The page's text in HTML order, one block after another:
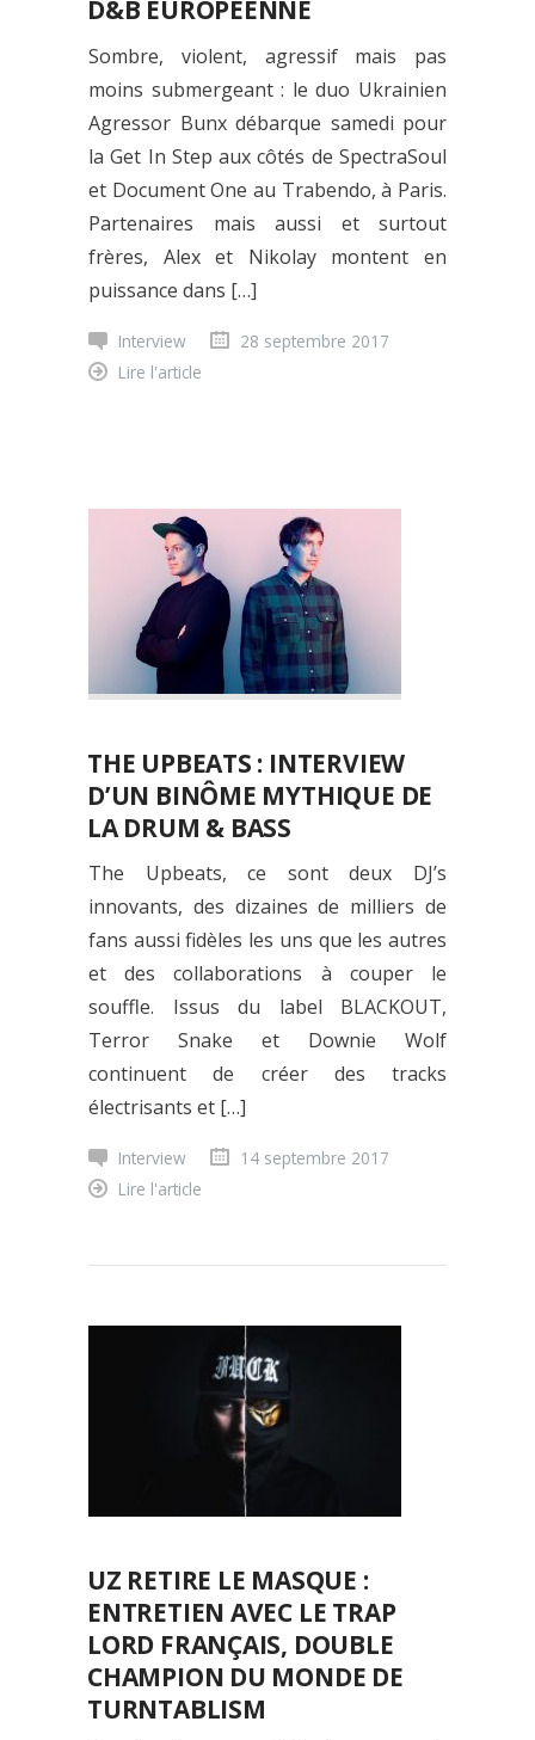
D&B EUROPÉENNE
Sombre, violent, agressif mais pas
moins submergeant : le duo Ukrainien
Agressor Bunx débarque samedi pour
la Get In Step aux côtés de SpectraSoul
et Document One au Trabendo, à Paris.
Partenaires mais aussi et surtout
frères, Alex et Nikolay montent en
puissance dans […]
Interview
28 septembre 2017
Lire l'article
THE UPBEATS : INTERVIEW
D’UN BINÔME MYTHIQUE DE
LA DRUM & BASS
The Upbeats, ce sont deux DJ’s
innovants, des dizaines de milliers de
fans aussi fidèles les uns que les autres
et des collaborations à couper le
souffle. Issus du label BLACKOUT,
Terror Snake et Downie Wolf
continuent de créer des tracks
électrisants et […]
Interview
14 septembre 2017
Lire l'article
UZ RETIRE LE MASQUE :
ENTRETIEN AVEC LE TRAP
LORD FRANÇAIS, DOUBLE
CHAMPION DU MONDE DE
TURNTABLISM